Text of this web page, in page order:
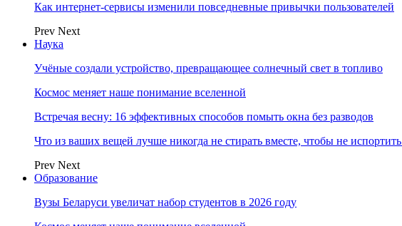
Как интернет-сервисы изменили повседневные привычки пользователей
Prev Next
Наука
Учёные создали устройство, превращающее солнечный свет в топливо
Космос меняет наше понимание вселенной
Встречая весну: 16 эффективных способов помыть окна без разводов
Что из ваших вещей лучше никогда не стирать вместе, чтобы не
Prev Next
Образование
Вузы Беларуси увеличат набор студентов в 2026 году